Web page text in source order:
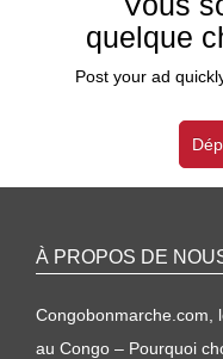
quelque
Post your ad
À PROPOS DE
Congobonmarche.com,
au Congo – Pourquoi